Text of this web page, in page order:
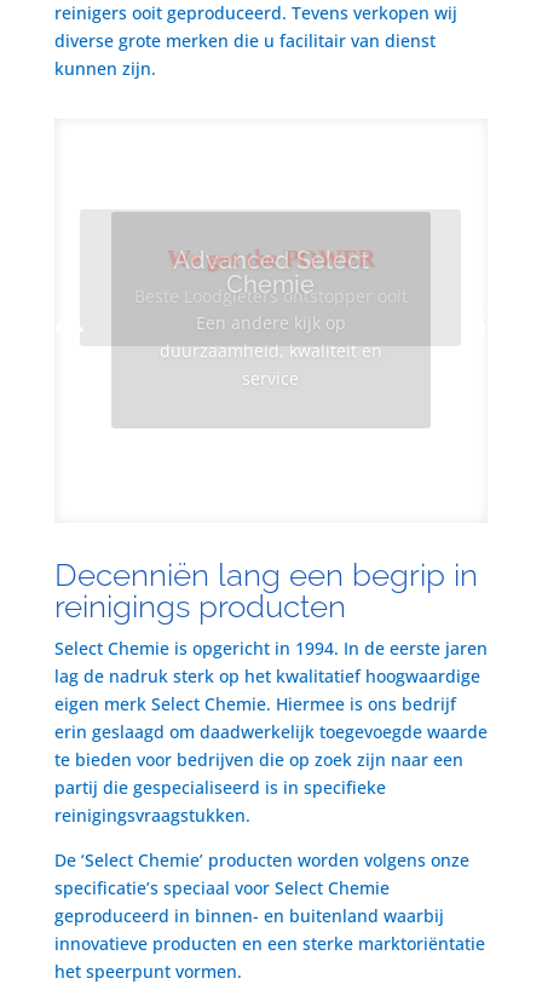
reinigers ooit geproduceerd. Tevens verkopen wij
diverse grote merken die u facilitair van dienst
kunnen zijn.
Advanced Select
Chemie
Een andere kijk op
duurzaamheid, kwaliteit en
service
We got the POWER
Beste Loodgieters ontstopper ooit
Decenniën lang een begrip in
reinigings producten
Select Chemie is opgericht in 1994. In de eerste jaren
lag de nadruk sterk op het kwalitatief hoogwaardige
eigen merk Select Chemie. Hiermee is ons bedrijf
erin geslaagd om daadwerkelijk toegevoegde waarde
te bieden voor bedrijven die op zoek zijn naar een
partij die gespecialiseerd is in specifieke
reinigingsvraagstukken.
De ‘Select Chemie’ producten worden volgens onze
specificatie’s speciaal voor Select Chemie
geproduceerd in binnen- en buitenland waarbij
innovatieve producten en een sterke marktoriëntatie
het speerpunt vormen.